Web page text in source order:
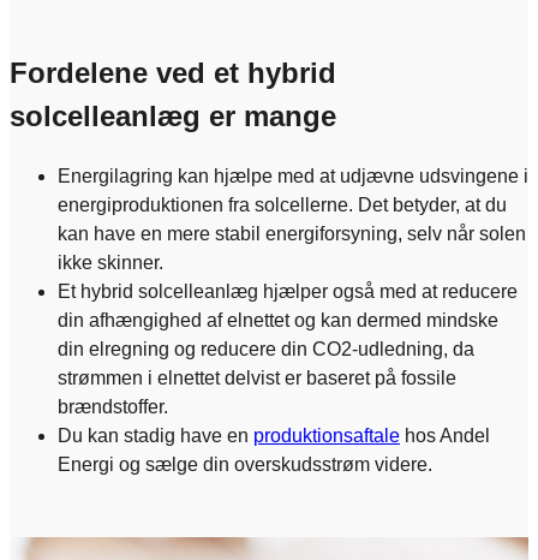
Fordelene ved et hybrid
solcelleanlæg er mange
Energilagring kan hjælpe med at udjævne udsvingene i
energiproduktionen fra solcellerne. Det betyder, at du
kan have en mere stabil energiforsyning, selv når solen
ikke skinner.
Et hybrid solcelleanlæg hjælper også med at reducere
din afhængighed af elnettet og kan dermed mindske
din elregning og reducere din CO2-udledning, da
strømmen i elnettet delvist er baseret på fossile
brændstoffer.
Du kan stadig have en produktionsaftale hos Andel
Energi og sælge din overskudsstrøm videre.